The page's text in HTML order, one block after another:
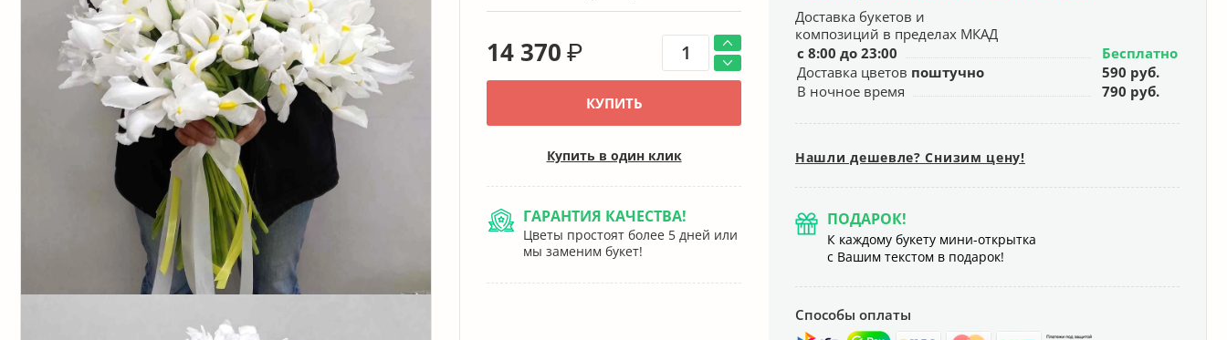
14 370 ₽
КУПИТЬ
Купить в один клик
ГАРАНТИЯ КАЧЕСТВА!
Цветы простоят более 5 дней или
мы заменим букет!
Доставка букетов и
композиций в пределах МКАД
с 8:00 до 23:00
Бесплатно
Доставка цветов поштучно
590 руб.
В ночное время
790 руб.
Нашли дешевле? Снизим цену!
ПОДАРОК!
К каждому букету мини-открытка
с Вашим текстом в подарок!
Способы оплаты